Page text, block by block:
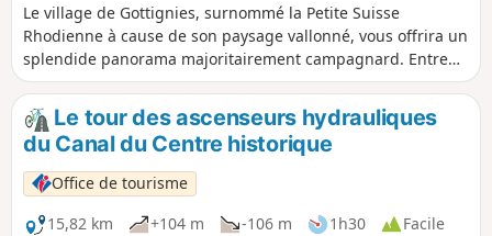
Le village de Gottignies, surnommé la Petite Suisse
Rhodienne à cause de son paysage vallonné, vous offrira un
splendide panorama majoritairement campagnard. Entre
prairies, champs et bois, vous aurez l'occasion de découvrir
une autre facette de l'entité du Roeulx.
Le tour des ascenseurs hydrauliques
du Canal du Centre historique
Office de tourisme
15,82 km
+104 m -106 m 1h30
Facile